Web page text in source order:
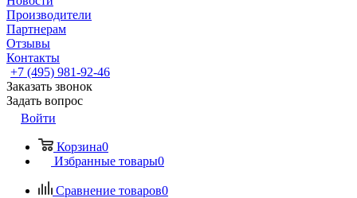
Производители
Партнерам
Отзывы
Контакты
+7 (495) 981-92-46
Заказать звонок
Задать вопрос
Войти
Корзина0
Избранные товары0
Сравнение товаров0